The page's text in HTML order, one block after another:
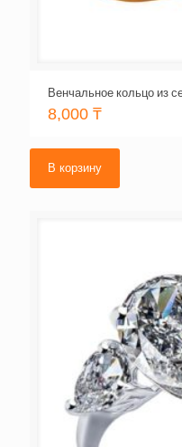
Венчальное кольцо из
8,000 ₸
В корзину